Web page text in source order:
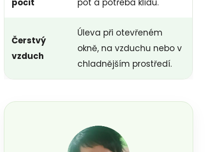
pocit
pot a potřeba klidu.
Čerstvý
vzduch
Úleva při otevřeném
okně, na vzduchu nebo v
chladnějším prostředí.